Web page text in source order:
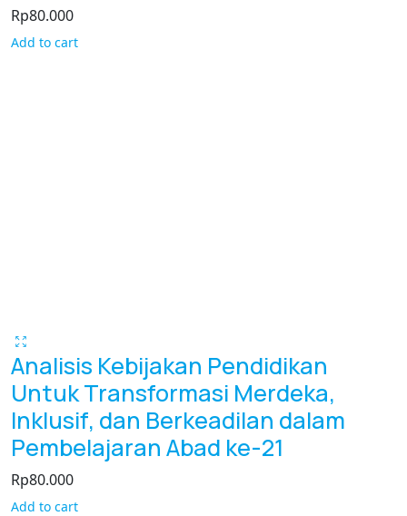
Rp80.000
Add to cart
Analisis Kebijakan Pendidikan
Untuk Transformasi Merdeka,
Inklusif, dan Berkeadilan dalam
Pembelajaran Abad ke-21
Rp80.000
Add to cart